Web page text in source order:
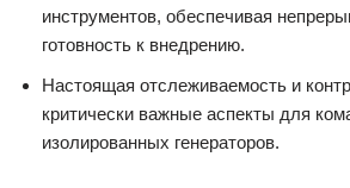
инструментов, обеспечивая
готовность к внедрению.
Настоящая отслеживаемость и
критически важные аспекты для
изолированных генераторов.